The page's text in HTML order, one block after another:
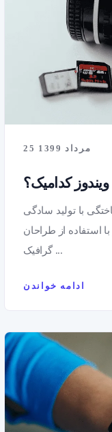
25 مرداد 1399
کدامیک؟
با تولید سادگی
استفاده از طراحان
گرافیک ...
ادامه خواندن